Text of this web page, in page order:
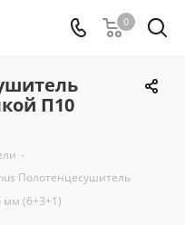
0
П10
-
Полотенцесушитель
мм (6+3+1)